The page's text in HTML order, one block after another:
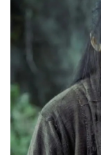
Cải chính